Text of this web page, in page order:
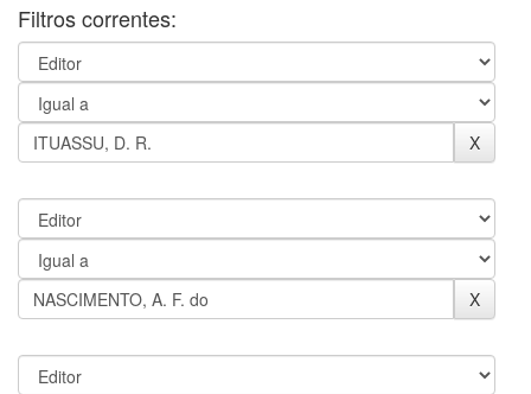
Filtros correntes: